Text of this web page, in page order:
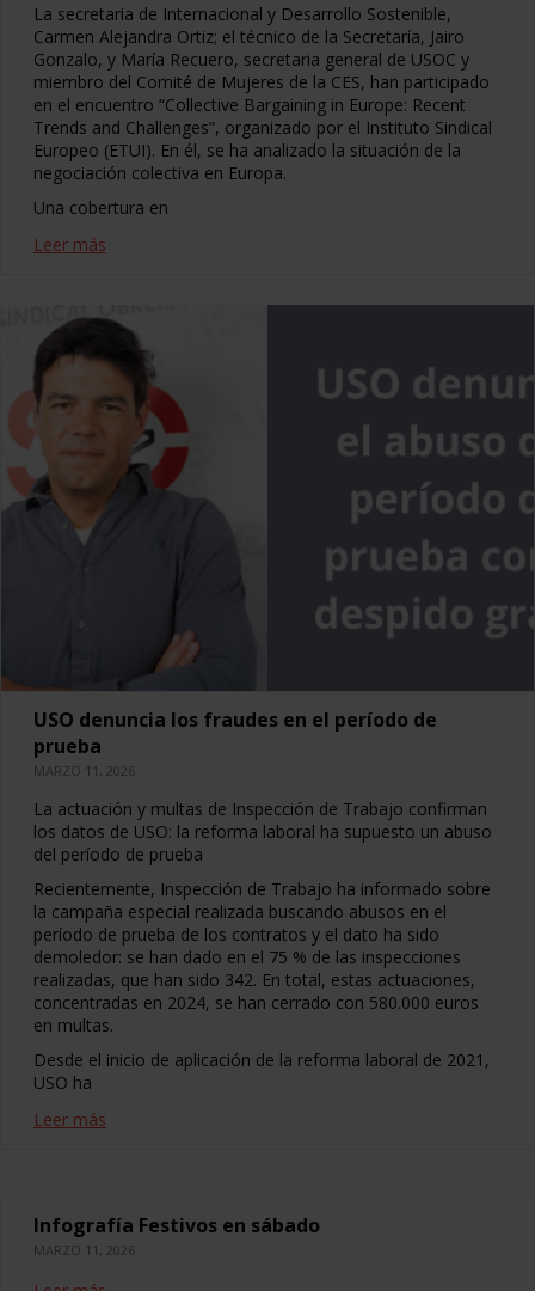
La secretaria de Internacional y Desarrollo Sostenible,
Carmen Alejandra Ortiz; el técnico de la Secretaría, Jairo
Gonzalo, y María Recuero, secretaria general de USOC y
miembro del Comité de Mujeres de la CES, han participado
en el encuentro “Collective Bargaining in Europe: Recent
Trends and Challenges”, organizado por el Instituto Sindical
Europeo (ETUI). En él, se ha analizado la situación de la
negociación colectiva en Europa.
Una cobertura en
Leer más
USO denuncia los fraudes en el período de
prueba
MARZO 11, 2026
La actuación y multas de Inspección de Trabajo confirman
los datos de USO: la reforma laboral ha supuesto un abuso
del período de prueba
Recientemente, Inspección de Trabajo ha informado sobre
la campaña especial realizada buscando abusos en el
período de prueba de los contratos y el dato ha sido
demoledor: se han dado en el 75 % de las inspecciones
realizadas, que han sido 342. En total, estas actuaciones,
concentradas en 2024, se han cerrado con 580.000 euros
en multas.
Desde el inicio de aplicación de la reforma laboral de 2021,
USO ha
Leer más
Infografía Festivos en sábado
MARZO 11, 2026